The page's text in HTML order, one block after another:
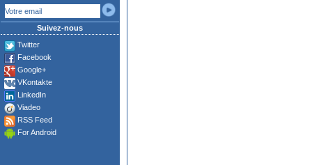
Suivez-nous
Twitter
Facebook
Google+
VKontakte
LinkedIn
Viadeo
RSS Feed
For Android